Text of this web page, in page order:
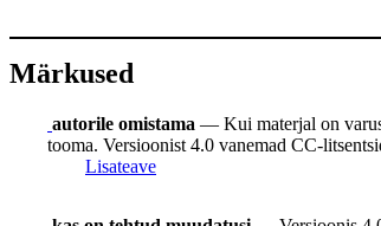
Märkused
autorile omistama — Kui materjal on
tooma. Versioonist 4.0 vanemad CC-
Lisateave